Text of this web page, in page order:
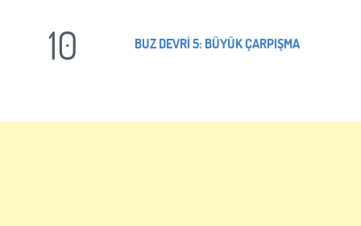
10 BUZ DEVRİ 5: BÜYÜK ÇARPIŞMA